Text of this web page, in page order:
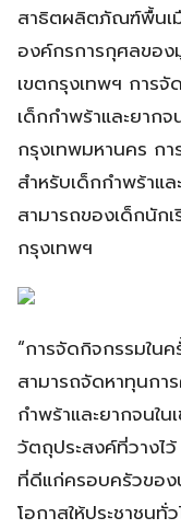
สาธิตผลิตภัณฑ์พื้นเ
องค์กรการกุศลของ
เขตกรุงเทพฯ การ
เด็กกำพร้าและยาก
กรุงเทพมหานคร ก
สำหรับเด็กกำพร้าแ
สามารถของเด็กนัก
กรุงเทพฯ
“การจัดกิจกรรมใน
สามารถจัดหาทุนกา
กำพร้าและยากจนใ
วัตถุประสงค์ที่วางไ
ที่ดีแก่ครอบครัวของ
โอกาสให้ประชาชน